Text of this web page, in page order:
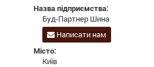
Назва підприємства:
Буд-Партнер Шина
Написати нам
Місто:
Київ